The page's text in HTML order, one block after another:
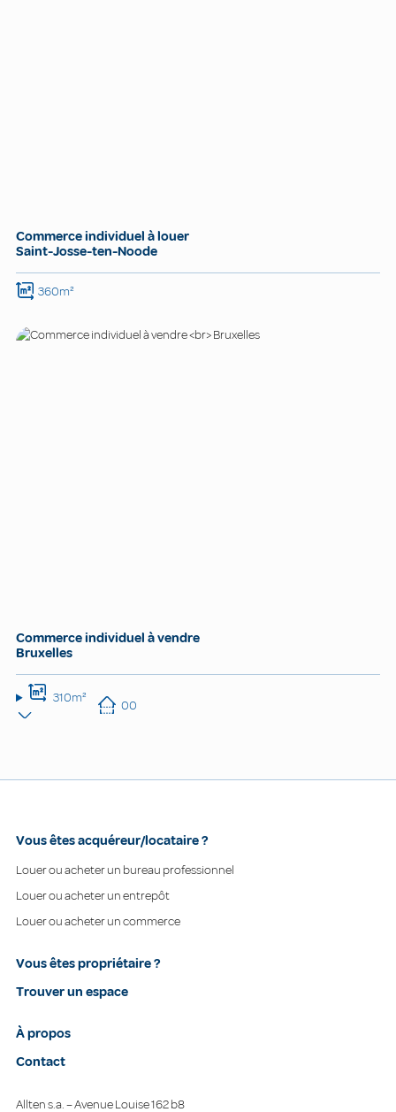
Commerce individuel à louer
Saint-Josse-ten-Noode
360m²
Commerce individuel à vendre
Bruxelles
310m² 00
Vous êtes acquéreur/locataire ?
Louer ou acheter un bureau professionnel
Louer ou acheter un entrepôt
Louer ou acheter un commerce
Vous êtes propriétaire ?
Trouver un espace
À propos
Contact
Allten s.a. – Avenue Louise 162 b8